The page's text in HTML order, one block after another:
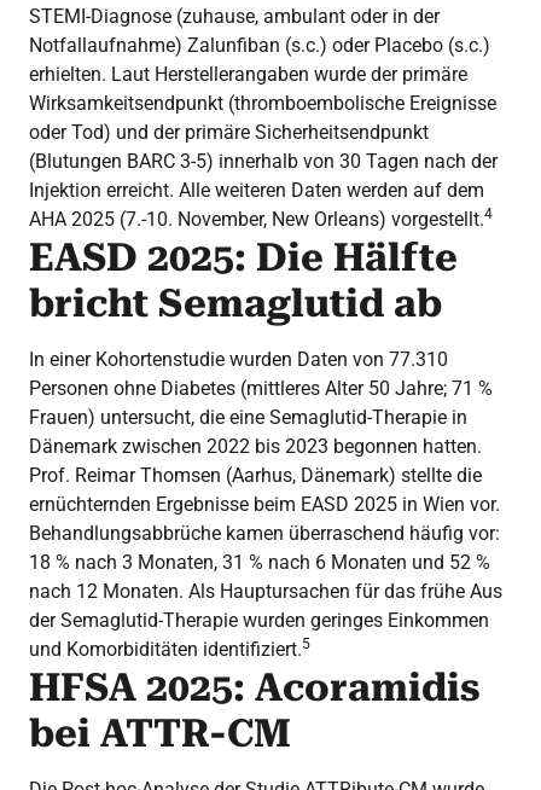
STEMI-Diagnose (zuhause, ambulant oder in der
Notfallaufnahme) Zalunfiban (s.c.) oder Placebo (s.c.)
erhielten. Laut Herstellerangaben wurde der primäre
Wirksamkeitsendpunkt (thromboembolische Ereignisse
oder Tod) und der primäre Sicherheitsendpunkt
(Blutungen BARC 3-5) innerhalb von 30 Tagen nach der
Injektion erreicht. Alle weiteren Daten werden auf dem
AHA 2025 (7.-10. November, New Orleans) vorgestellt.4
EASD 2025: Die Hälfte
bricht Semaglutid ab
In einer Kohortenstudie wurden Daten von 77.310
Personen ohne Diabetes (mittleres Alter 50 Jahre; 71 %
Frauen) untersucht, die eine Semaglutid-Therapie in
Dänemark zwischen 2022 bis 2023 begonnen hatten.
Prof. Reimar Thomsen (Aarhus, Dänemark) stellte die
ernüchternden Ergebnisse beim EASD 2025 in Wien vor.
Behandlungsabbrüche kamen überraschend häufig vor:
18 % nach 3 Monaten, 31 % nach 6 Monaten und 52 %
nach 12 Monaten. Als Hauptursachen für das frühe Aus
der Semaglutid-Therapie wurden geringes Einkommen
und Komorbiditäten identifiziert.5
HFSA 2025: Acoramidis
bei ATTR-CM